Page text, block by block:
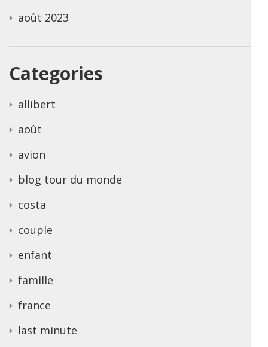
août 2023
Categories
allibert
août
avion
blog tour du monde
costa
couple
enfant
famille
france
last minute